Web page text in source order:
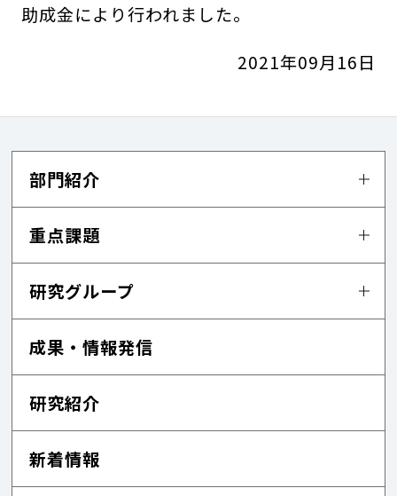
助成金により行われました。
2021年09月16日
部門紹介
重点課題
研究グループ
成果・情報発信
研究紹介
新着情報